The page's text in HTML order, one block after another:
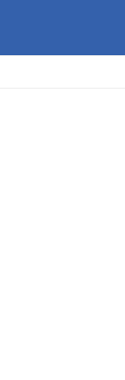
プ
動